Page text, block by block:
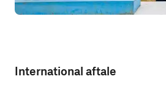
International aftale